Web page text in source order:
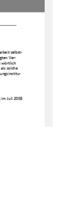
selbst-
Ver-
wörtlich
als solche
im Juli 2008